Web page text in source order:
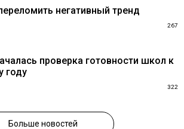
негативный тренд
267
проверка готовности школ к
году
322
Больше новостей